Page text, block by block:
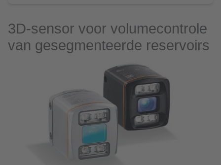
3D-sensor voor volumecontrole
van gesegmenteerde reservoirs